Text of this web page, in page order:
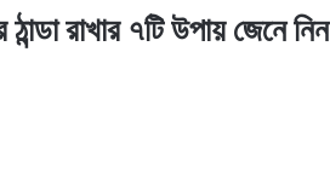
রাখার ৭টি উপায় জেনে নিন